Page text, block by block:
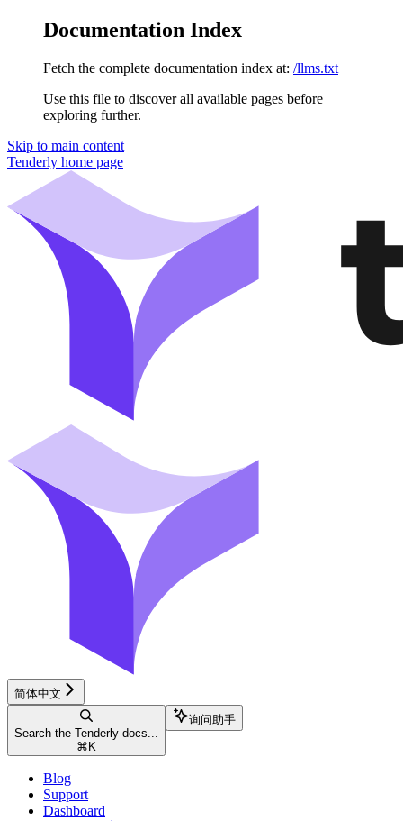
Documentation Index
Fetch the complete documentation index at: /llms.txt
Use this file to discover all available pages before
exploring further.
Skip to main content
Tenderly home page
简体中文
Search the Tenderly docs...
⌘ K
询问助手
Blog
Support
Dashboard